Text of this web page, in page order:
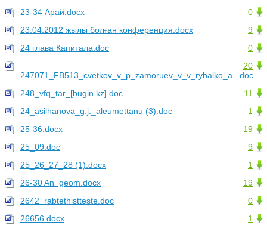
0
23-34 Арай.docx
9
23.04.2012 жылы болған конференция.docx
0
24 глава Капитала.doc
20
247071_FB513_cvetkov_v_p_zamoruev_v_v_rybalko_a...doc
11
248_vfq_tar_[bugin.kz].doc
1
24_asilhanova_g.j._aleumettanu (3).doc
19
25-36.docx
9
25_09.doc
1
25_26_27_28 (1).docx
19
26-30 An_geom.docx
0
2642_rabtethistteste.doc
1
26656.docx